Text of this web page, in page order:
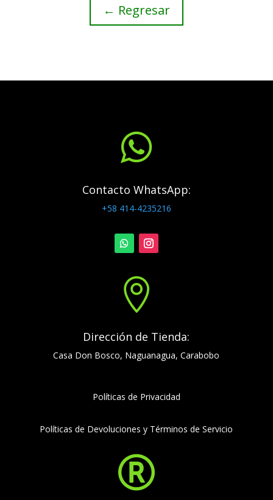
← Regresar

Contacto WhatsApp:
+58 414-4235216

Dirección de Tienda:
Casa Don Bosco, Naguanagua, Carabobo
Políticas de Privacidad
Políticas de Devoluciones y Términos de Servicio
